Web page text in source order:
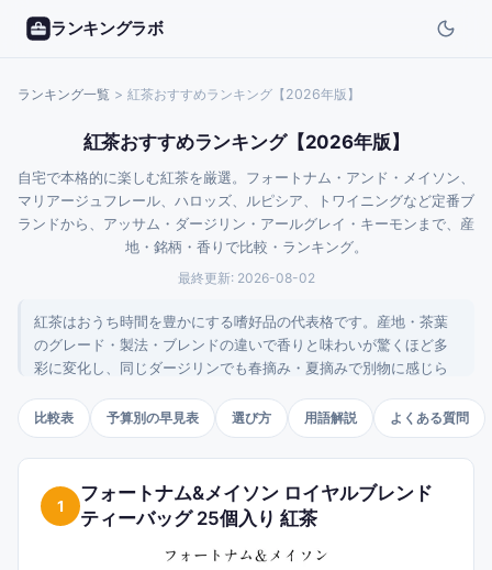
ランキングラボ
ランキング一覧 > 紅茶おすすめランキング【2026年版】
紅茶おすすめランキング【2026年版】
自宅で本格的に楽しむ紅茶を厳選。フォートナム・アンド・メイソン、
マリアージュフレール、ハロッズ、ルピシア、トワイニングなど定番ブ
ランドから、アッサム・ダージリン・アールグレイ・キーモンまで、産
地・銘柄・香りで比較・ランキング。
最終更新: 2026-08-02
紅茶はおうち時間を豊かにする嗜好品の代表格です。産地・茶葉
のグレード・製法・ブレンドの違いで香りと味わいが驚くほど多
彩に変化し、同じダージリンでも春摘み・夏摘みで別物に感じら
トナム・アンド・メイソンやハロッズ、フランスの老舗マリアー
ジュフレール、日本の大御所ルピシア、世界的にポピュラーなト
ワイニングなど世界の名門ブランドから、特定産地の単一茶園茶
葉まで幅広くピックアップしました。ダージリン・アッサム・キ
ーモン・セイロン等の産地別特徴、アールグレイ・イングリッシ
ュブレックファーストなどのブレンド、ティーバッグ対リーフの
選び方を解説します。
比較表 予算別の早見表 選び方 用語解説 よくある質問
1
フォートナム&メイソン ロイヤルブレンド
ティーバッグ 25個入り 紅茶